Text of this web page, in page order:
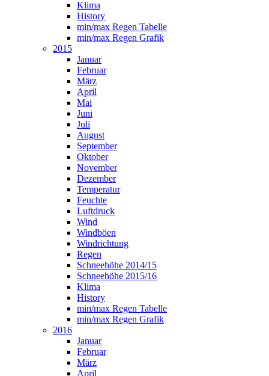
Klima
History
min/max Regen Tabelle
min/max Regen Grafik
2015
Januar
Februar
März
April
Mai
Juni
Juli
August
September
Oktober
November
Dezember
Temperatur
Feuchte
Luftdruck
Wind
Windböen
Windrichtung
Regen
Schneehöhe 2014/15
Schneehöhe 2015/16
Klima
History
min/max Regen Tabelle
min/max Regen Grafik
2016
Januar
Februar
März
April